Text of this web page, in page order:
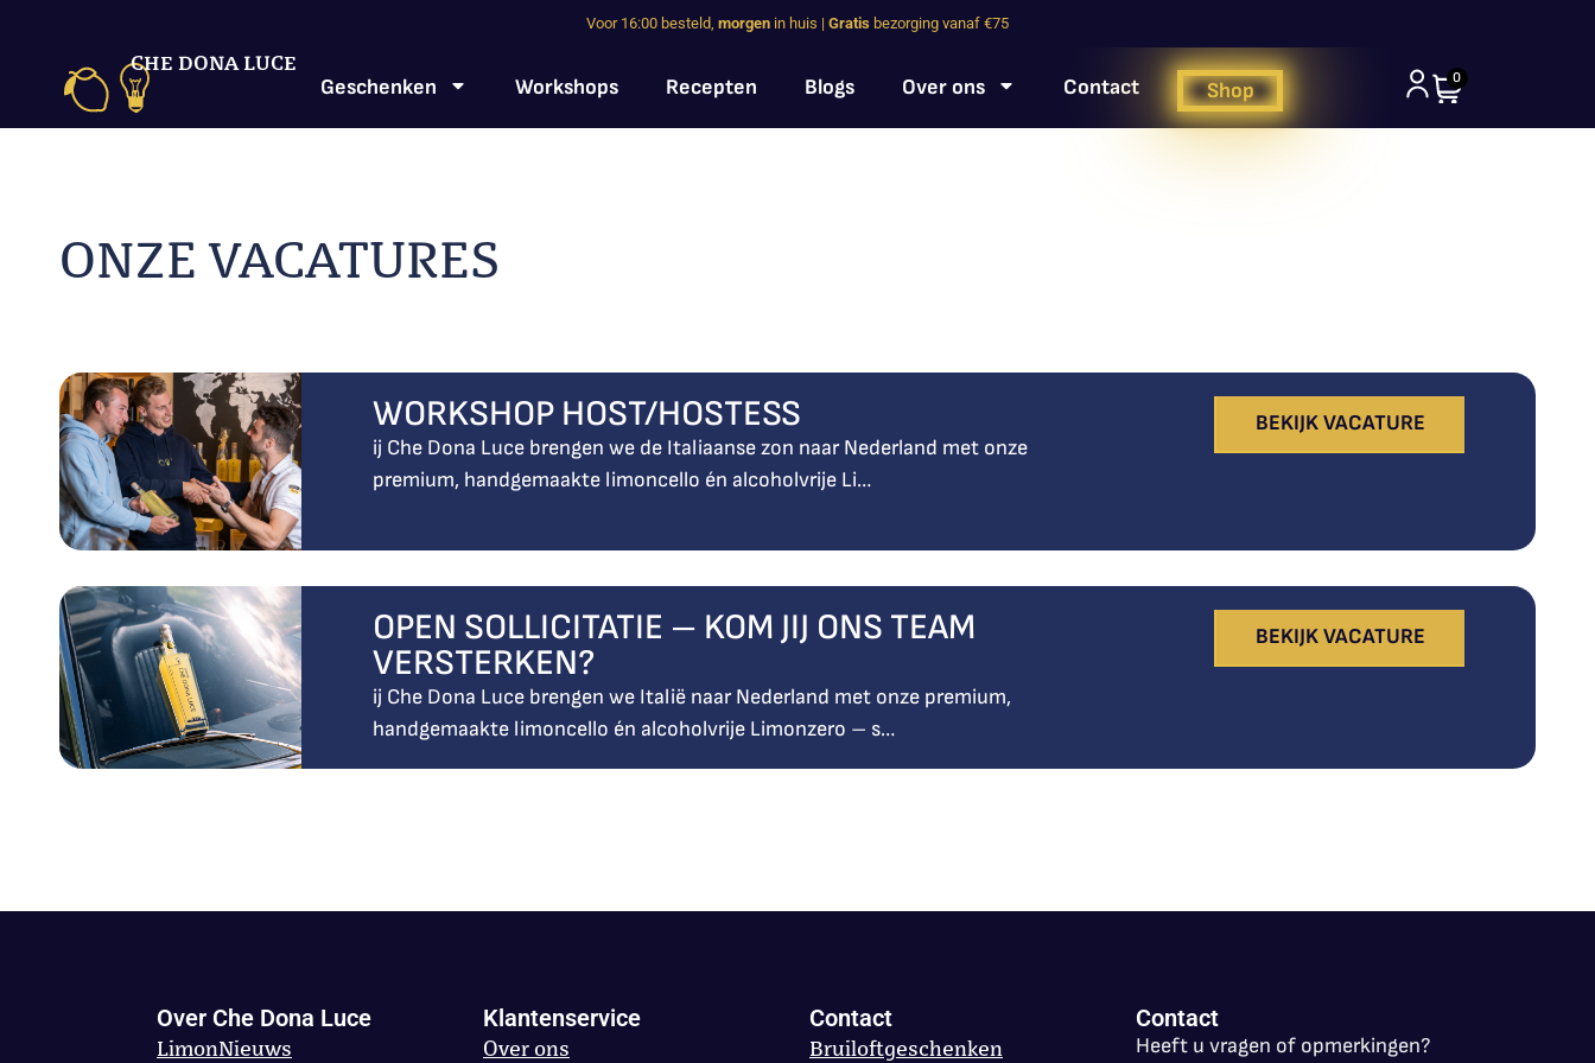
Voor 16:00 besteld, morgen in huis | Gratis bezorging vanaf €75
CHE DONA LUCE
Geschenken Workshops Recepten Blogs Over ons Contact Shop
0
ONZE VACATURES
WORKSHOP HOST/HOSTESS
ij Che Dona Luce brengen we de Italiaanse zon naar Nederland met onze
premium, handgemaakte limoncello én alcoholvrije Li…
BEKIJK VACATURE
OPEN SOLLICITATIE – KOM JIJ ONS TEAM
VERSTERKEN?
ij Che Dona Luce brengen we Italië naar Nederland met onze premium,
handgemaakte limoncello én alcoholvrije Limonzero – s…
BEKIJK VACATURE
Over Che Dona Luce
LimonNieuws
Klantenservice
Over ons
Contact
Bruiloftgeschenken
Contact
Heeft u vragen of opmerkingen?